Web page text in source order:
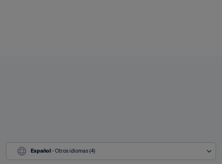
Español - Otros idiomas (4)